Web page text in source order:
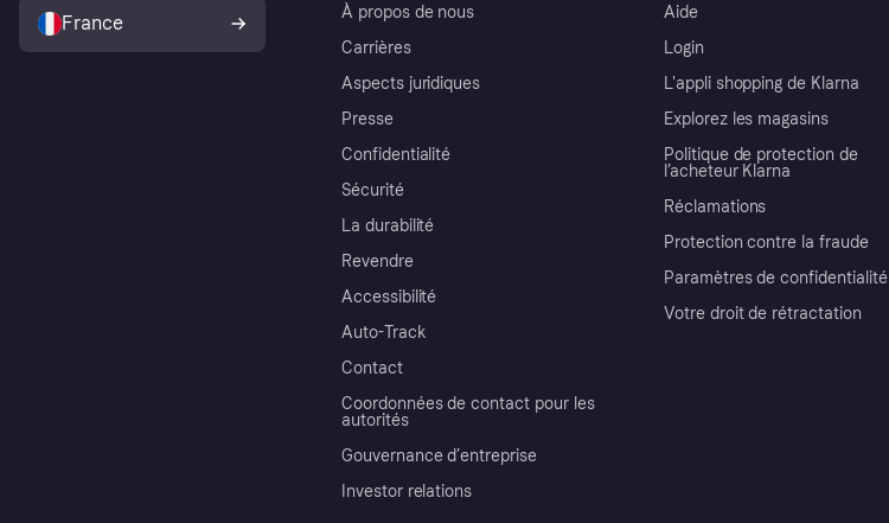
À propos de nous
Carrières
Aspects juridiques
Presse
Confidentialité
Sécurité
La durabilité
Revendre
Accessibilité
Auto-Track
Contact
Coordonnées de contact pour les
autorités
Gouvernance d’entreprise
Investor relations
Aide
Login
L'appli shopping de Klarna
Explorez les magasins
Politique de protection de
l’acheteur Klarna
Réclamations
Protection contre la fraude
Paramètres de confidentialité
Votre droit de rétractation
France